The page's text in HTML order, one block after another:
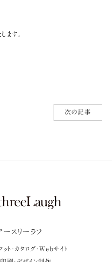
ます。
次の記事
スリーラフ
ト・カタログ・Webサイト